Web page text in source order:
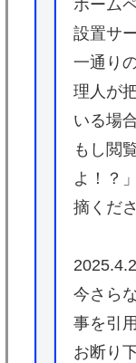
ホーム
設置サ
一通り
理人が
いる場
もし閲
よ！？
摘くだ
2025.4.2
今さら
事を引
お断り